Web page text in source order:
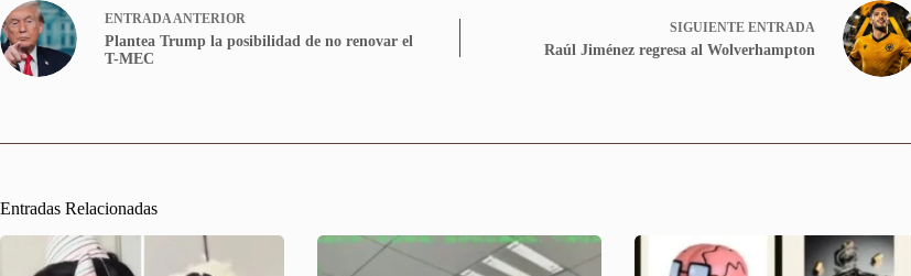
ENTRADAANTERIOR
Plantea Trump la posibilidad de no renovar el
T-MEC
SIGUIENTE ENTRADA
Raúl Jiménez regresa al Wolverhampton
Entradas Relacionadas